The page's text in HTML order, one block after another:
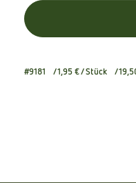
#9181 1,95 €/ Stück